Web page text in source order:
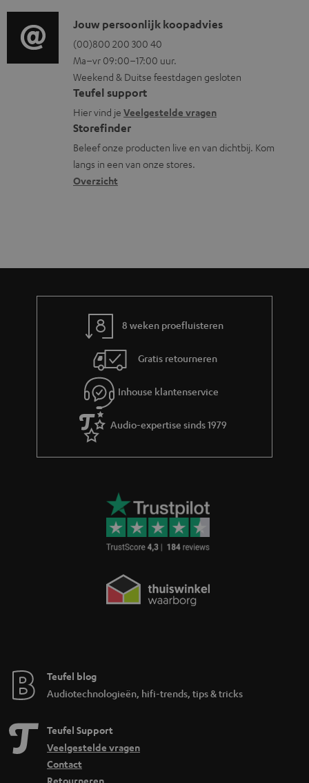
t
e
n
r
m
a
t
i
e
e
i
n
f
o
r
m
a
i
o
g
l
o
s
s
a
r
C
o
n
t
a
c
t
i
n
a
Jouw persoonlijk koopadvies
(00)800 200 300 40
Ma–vr 09:00–17:00 uur.
Weekend & Duitse feestdagen gesloten
Teufel support
Hier vind je Veelgestelde vragen
Storefinder
Beleef onze producten live en van dichtbij. Kom
langs in een van onze stores.
Overzicht
8 weken proefluisteren
Gratis retourneren
Inhouse klantenservice
Audio-expertise sinds 1979
Teufel blog
Audiotechnologieën, hifi-trends, tips & tricks
Teufel Support
Veelgestelde vragen
Contact